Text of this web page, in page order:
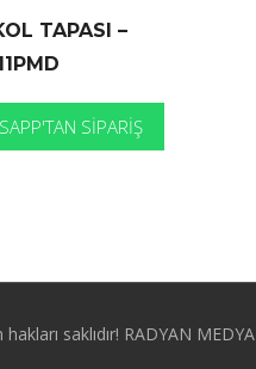
TAPASI –
SIPARIŞ
saklıdır! RADYAN MEDYA